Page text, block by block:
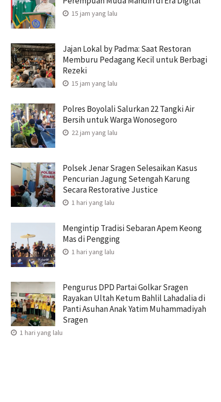
15 jam yang lalu
Jajan Lokal by Padma: Saat Restoran
Memburu Pedagang Kecil untuk Berbagi
Rezeki
15 jam yang lalu
Polres Boyolali Salurkan 22 Tangki Air
Bersih untuk Warga Wonosegoro
22 jam yang lalu
Polsek Jenar Sragen Selesaikan Kasus
Pencurian Jagung Setengah Karung
Secara Restorative Justice
1 hari yang lalu
Mengintip Tradisi Sebaran Apem Keong
Mas di Pengging
1 hari yang lalu
Pengurus DPD Partai Golkar Sragen
Rayakan Ultah Ketum Bahlil Lahadalia di
Panti Asuhan Anak Yatim Muhammadiyah
Sragen
1 hari yang lalu